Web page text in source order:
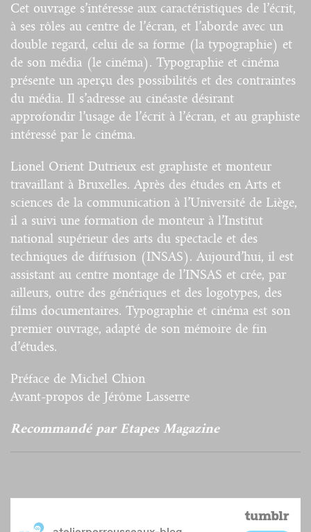
Cet ouvrage s’intéresse aux caractéristiques de l’écrit,
à ses rôles au centre de l’écran, et l’aborde avec un
double regard, celui de sa forme (la typographie) et
de son média (le cinéma). Typographie et cinéma
présente un aperçu des possibilités et des contraintes
du média. Il s’adresse au cinéaste désirant
approfondir l’usage de l’écrit à l’écran, et au graphiste
intéressé par le cinéma.
Lionel Orient Dutrieux est graphiste et monteur
travaillant à Bruxelles. Après des études en Arts et
sciences de la communication à l’Université de Liège,
il a suivi une formation de monteur à l’Institut
national supérieur des arts du spectacle et des
techniques de diffusion (INSAS). Aujourd’hui, il est
assistant au centre montage de l’INSAS et crée, par
ailleurs, outre des génériques et des logotypes, des
films documentaires. Typographie et cinéma est son
premier ouvrage, adapté de son mémoire de fin
d’études.
Préface de Michel Chion
Avant-propos de Jérôme Lasserre
Recommandé par Etapes Magazine